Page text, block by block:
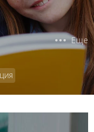
Еще